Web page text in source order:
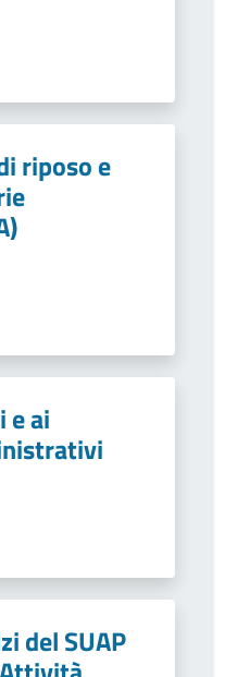
riposo e
e ai
del SUAP